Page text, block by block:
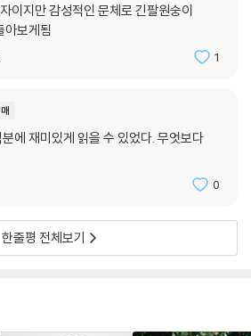
풀숲에서 언제 할퀴어 올지 모르는 가시 식
기록이 담긴 관찰 노트를 공격하려는 습한 공
을 치러야 했다. 전기나 수도, 전신 등 기반 시
히 격리되었다는 외로움에 휩싸이기도 했다.
히, 조금씩 더 가까이 곁을 내어 주는 긴팔원
성을 펼쳐 보이는 ‘비숲’의 녹색 세계는 머나
고 있다는 고독감을 넘어 가슴 벅찬 감동을
안 나이와 민족, 종을 초월한 진심 어린 우정
하지 못한 강렬한 배움을 얻은 저자는 그들
이지만 감성적인 문체로 긴팔원숭이
아보게됨
1
에 재미있게 읽을 수 있었다. 무엇보다
0
한줄평 전체보기